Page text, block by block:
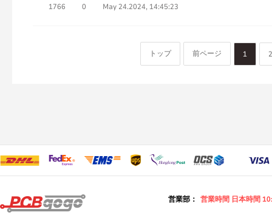
1766 0 May 24.2024, 14:45:23
トップ 前ページ 1 2
営業部： 営業時間 日本時間